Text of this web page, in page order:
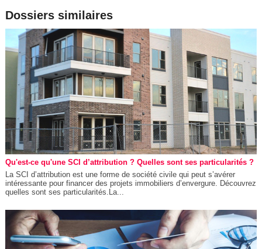
Dossiers similaires
Qu'est-ce qu'une SCI d’attribution ? Quelles sont ses particularités ?
La SCI d’attribution est une forme de société civile qui peut s’avérer
intéressante pour financer des projets immobiliers d’envergure. Découvrez
quelles sont ses particularités.La...